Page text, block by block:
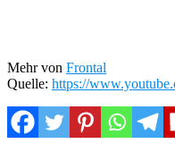
Mehr von Frontal
Quelle: https://